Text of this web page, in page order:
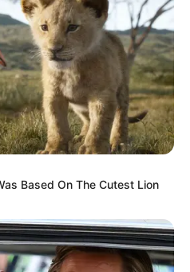
CƏMİYYƏT
gözləyir? —
0 0
Based On The Cutest Lion